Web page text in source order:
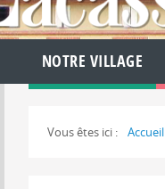
NOTRE VILLAGE
Vous êtes ici : Accueil